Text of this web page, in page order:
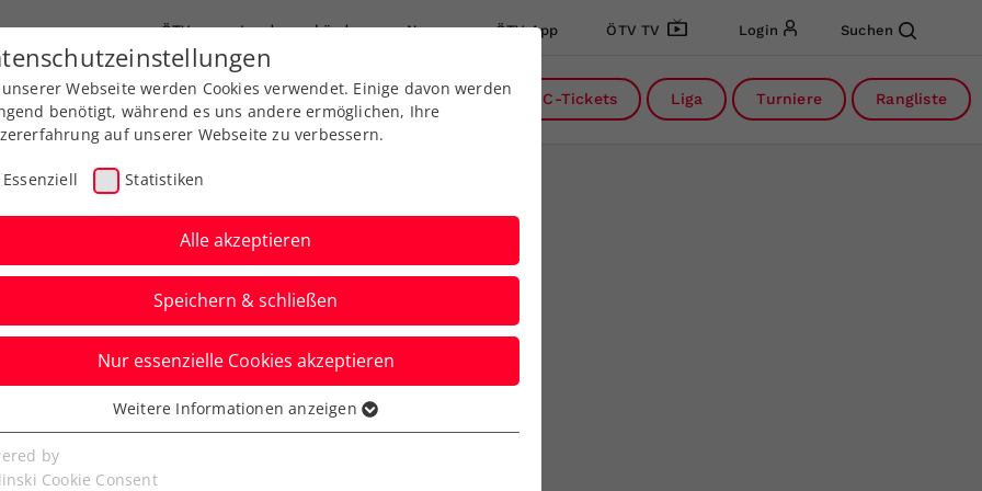
ÖTV Landesverbände News ÖTV App ÖTV TV Login Suchen
Ausbildung Services Über uns FAQ DC-Tickets Liga Turniere Rangliste
Ofner
Ferse operiert
Webseite werden Cookies verwendet. Einige davon werden
benötigt, während es uns andere ermöglichen, Ihre
auf unserer Webseite zu verbessern.
Essenziell Statistiken
Alle akzeptieren
Speichern & schließen
Nur essenzielle Cookies akzeptieren
Cookies werden für grundlegende Funktionen der
benötigt. Dadurch ist gewährleistet, dass die Webseite
Weitere Informationen anzeigen
by
Cookie Consent